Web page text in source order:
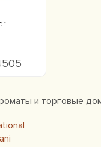
и торговые